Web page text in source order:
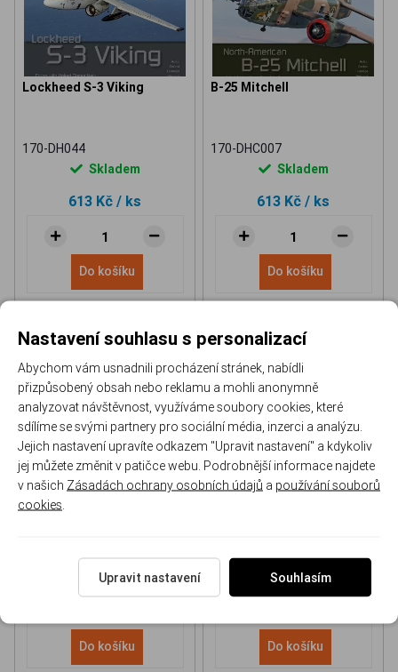
Lockheed S-3 Viking
170-DH044
Skladem
613 Kč / ks
Do košíku
B-25 Mitchell
170-DHC007
Skladem
613 Kč / ks
Do košíku
NH 90 helicopter Book
613 Kč/ ks
Do košíku
P-51D Mustang Book
565 Kč/ ks
Do košíku
Nastavení souhlasu s personalizací
Abychom vám usnadnili procházení stránek, nabídli
přizpůsobený obsah nebo reklamu a mohli anonymně
analyzovat návštěvnost, využíváme soubory cookies, které
sdílíme se svými partnery pro sociální média, inzerci a analýzu.
Jejich nastavení upravíte odkazem "Upravit nastavení" a kdykoliv
jej můžete změnit v patičce webu. Podrobnější informace najdete
v našich Zásadách ochrany osobních údajů a používání souborů
cookies
Upravit nastavení Souhlasím